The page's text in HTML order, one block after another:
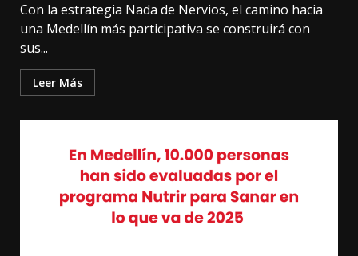
Con la estrategia Nada de Nervios, el camino hacia
una Medellín más participativa se construirá con
sus...
Leer Más